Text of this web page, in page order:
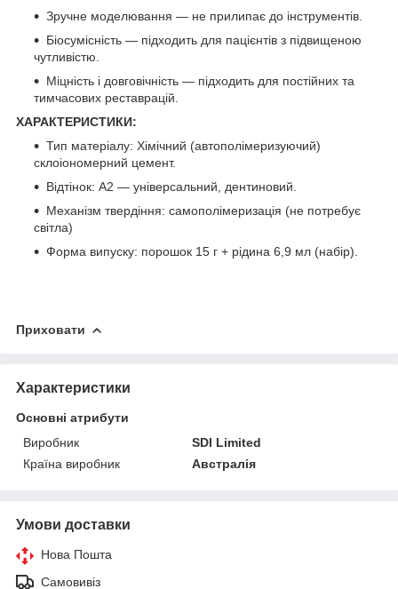
Зручне моделювання — не прилипає до інструментів.
Біосумісність — підходить для пацієнтів з підвищеною
чутливістю.
Міцність і довговічність — підходить для постійних та
тимчасових реставрацій.
ХАРАКТЕРИСТИКИ:
Тип матеріалу: Хімічний (автополімеризуючий)
склоіономерний цемент.
Відтінок: A2 — універсальний, дентиновий.
Механізм твердіння: самополімеризація (не потребує
світла)
Форма випуску: порошок 15 г + рідина 6,9 мл (набір).
Приховати
Характеристики
Основні атрибути
Виробник
SDI Limited
Країна виробник
Австралія
Умови доставки
Нова Пошта
Самовивіз